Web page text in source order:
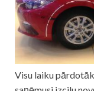
Visu laiku